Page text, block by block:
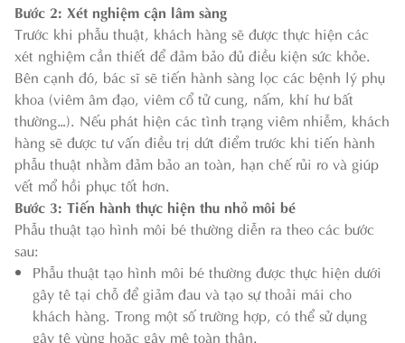
Bước 2: Xét nghiệm cận lâm sàng
Trước khi phẫu thuật, khách hàng sẽ được thực hiện các
xét nghiệm cần thiết để đảm bảo đủ điều kiện sức khỏe.
Bên cạnh đó, bác sĩ sẽ tiến hành sàng lọc các bệnh lý phụ
khoa (viêm âm đạo, viêm cổ tử cung, nấm, khí hư bất
thường…). Nếu phát hiện các tình trạng viêm nhiễm, khách
hàng sẽ được tư vấn điều trị dứt điểm trước khi tiến hành
phẫu thuật nhằm đảm bảo an toàn, hạn chế rủi ro và giúp
vết mổ hồi phục tốt hơn.
Bước 3: Tiến hành thực hiện thu nhỏ môi bé
Phẫu thuật tạo hình môi bé thường diễn ra theo các bước
sau:
Phẫu thuật tạo hình môi bé thường được thực hiện dưới
gây tê tại chỗ để giảm đau và tạo sự thoải mái cho
khách hàng. Trong một số trường hợp, có thể sử dụng
gây tê vùng hoặc gây mê toàn thân.